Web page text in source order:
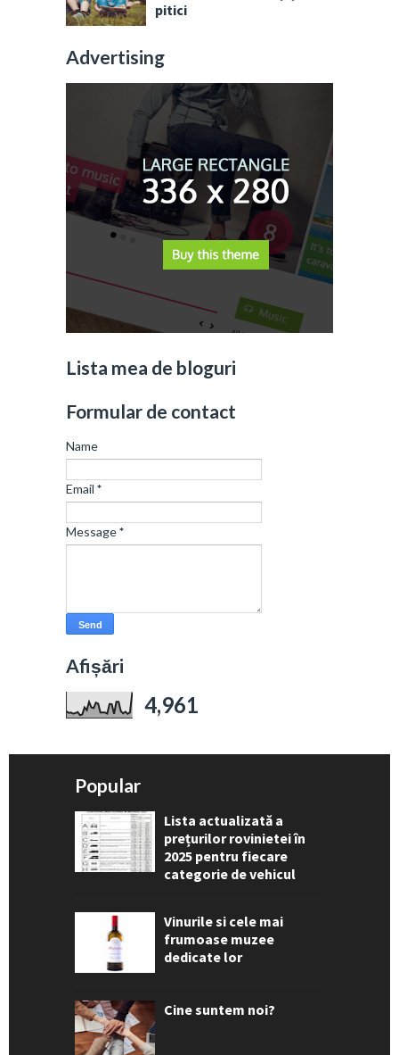
pitici
Advertising
Lista mea de bloguri
Formular de contact
Name
Email *
Message*
Afișări
4,961
Popular
Lista actualizată a
prețurilor rovinietei în
2025 pentru fiecare
categorie de vehicul
Vinurile si cele mai
frumoase muzee
dedicate lor
Cine suntem noi?